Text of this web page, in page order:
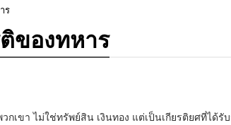
ร
ของทหาร
เขา ไม่ใช่ทรัพย์สิน เงินทอง แต่เป็นเกียรติยศที่ได้รั